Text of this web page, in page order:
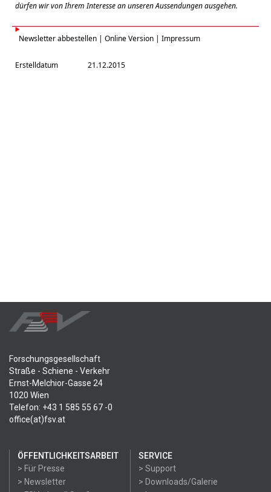
dürfen wir von Ihrem Interesse an unseren Aussendungen ausgehen.
Newsletter abbestellen | Online Version | Impressum
Erstelldatum 21.12.2015
Forschungsgesellschaft
Straße - Schiene - Verkehr
Ernst-Melchior-Gasse 24
1020 Wien
Telefon: +43 1 585 55 67 -0
office(at)fsv.at
ÖFFENTLICHKEITSARBEIT
> Für Presse
> Newsletter
SERVICE
> Support
> Downloads/Galerie